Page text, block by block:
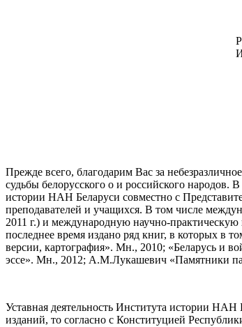
Прежде всего, благодарим Вас за
судьбы белорусского о и российского народов.
истории НАН Беларуси совместно с
преподавателей и учащихся. В том числе
2011 г.) и международную научно-
последнее время издано ряд книг, в которых в
версии, картография». Мн., 2010; «Беларусь и
эссе». Мн., 2012; А.М.Лукашевич «Памятники
Уставная деятельность Института истории НАН
изданий, то согласно с Конституцией